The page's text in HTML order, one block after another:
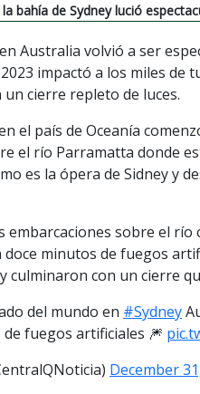
bahía de Sydney lució
Australia volvió a ser
impactó a los miles de
cierre repleto de luces.
el país de Oceanía
el río Parramatta donde
es la ópera de Sidney y
embarcaciones sobre el
minutos de fuegos
culminaron con un cierre
del mundo en #Sydney
fuegos artificiales 🎆
December